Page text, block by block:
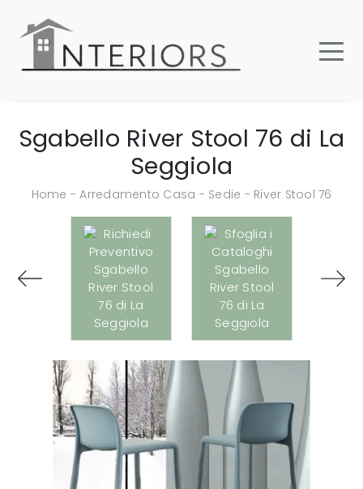
Sgabello River Stool 76 di La
Seggiola
Home -Arredamento Casa - Sedie - River Stool 76